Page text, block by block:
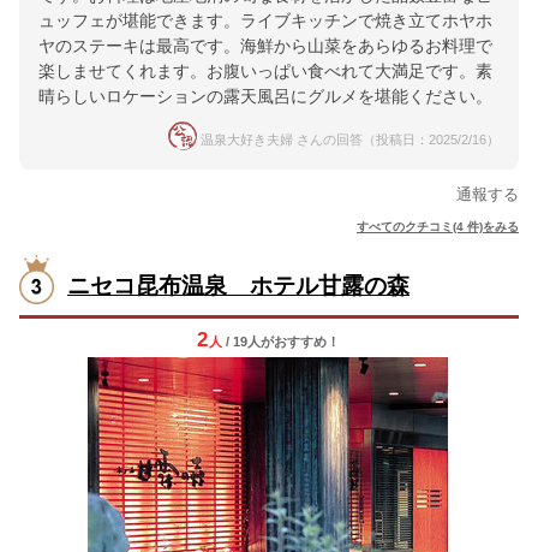
ュッフェが堪能できます。ライブキッチンで焼き立てホヤホ
ヤのステーキは最高です。海鮮から山菜をあらゆるお料理で
楽しませてくれます。お腹いっぱい食べれて大満足です。素
晴らしいロケーションの露天風呂にグルメを堪能ください。
温泉大好き夫婦 さんの回答（投稿日：2025/2/16）
通報する
すべてのクチコミ(4 件)をみる
ニセコ昆布温泉 ホテル甘露の森
2 人 / 19人がおすすめ！